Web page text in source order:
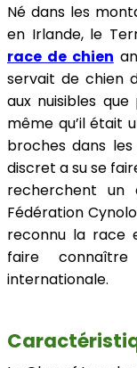
Né dans les
en Irlande, le
race de chien
servait de chien
aux nuisibles
même qu’il était
broches dans
discret a su se
recherchent un
Fédération
reconnu la race
faire
internationale.